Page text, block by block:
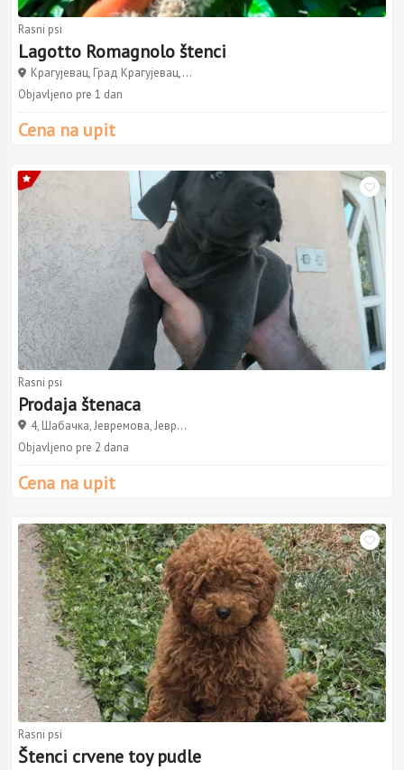
Rasni psi
Lagotto Romagnolo štenci
Крагујевац, Град Крагујевац,...
Objavljeno pre 1 dan
Cena na upit
Rasni psi
Prodaja štenaca
4, Шабачка, Јевремова, Јевр...
Objavljeno pre 2 dana
Cena na upit
Rasni psi
Štenci crvene toy pudle